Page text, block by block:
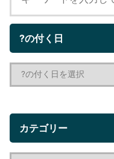
?の付く日
カテゴリー